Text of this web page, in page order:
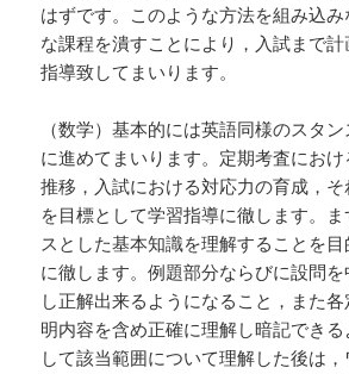
はずです。このような方法を組み込
な課程を潰すことにより，入試まで
指導致してまいります。
（数学）基本的には英語同様のスタ
に進めてまいります。定期考査にお
推移，入試における対応力の育成，
を目標として学習指導に徹します。
スとした基本知識を理解することを
に徹します。例題部分ならびに設問
し正解出来るようになること，また
明内容を含め正確に理解し暗記でき
して該当範囲について理解した後は